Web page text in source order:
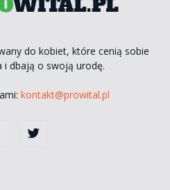
do kobiet, które cenią sobie
i dbają o swoją urodę.
kontakt@prowital.pl